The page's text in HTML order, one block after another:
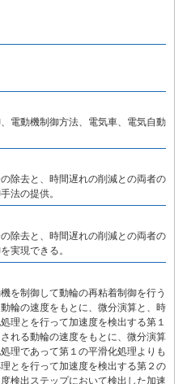
電動機制御方法、電気車、電気自動
除去と、時間遅れの削減との両者の
法の提供。
除去と、時間遅れの削減との両者の
実現できる。
を制御して動輪の再粘着制御を行う
輪の速度をもとに、微分演算と、時
理とを行って加速度を検出する第１
れる動輪の速度をもとに、微分演算
理であって第１の平滑化処理よりも
とを行って加速度を検出する第２の
検出ステップにおいて検出した加速